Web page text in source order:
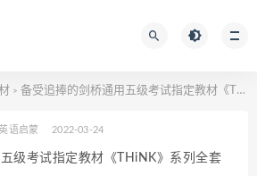
> 备受追捧的剑桥通用五级考试指定教材《THiNK》系列全套资源
语启蒙 2022-03-24
级考试指定教材《THiNK》系列全套